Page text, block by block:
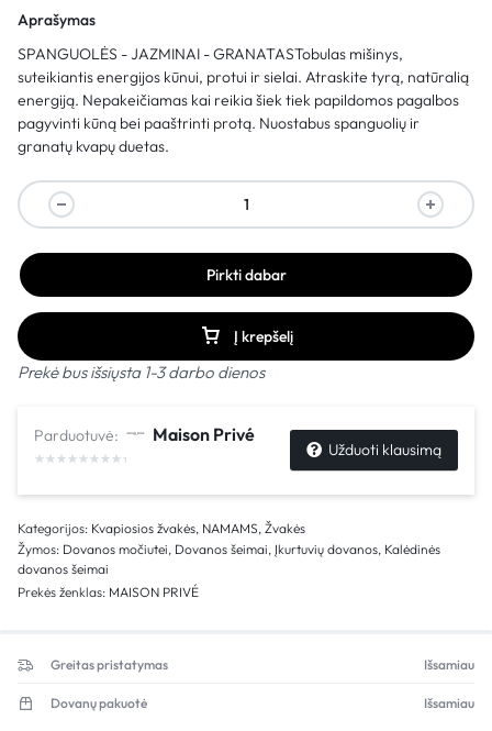
Aprašymas
SPANGUOLĖS - JAZMINAI - GRANATASTobulas mišinys,
suteikiantis energijos kūnui, protui ir sielai. Atraskite tyrą, natūralią
energiją. Nepakeičiamas kai reikia šiek tiek papildomos pagalbos
pagyvinti kūną bei paaštrinti protą. Nuostabus spanguolių ir
granatų kvapų duetas.
Į krepšelį
Pirkti dabar
Prekė bus išsiųsta 1-3 darbo dienos
Parduotuvė: Maison Privé
Užduoti klausimą
Kategorijos: Kvapiosios žvakės, NAMAMS, Žvakės
Žymos: Dovanos močiutei, Dovanos šeimai, Įkurtuvių dovanos, Kalėdinės
dovanos šeimai
Prekės ženklas: MAISON PRIVÉ
Greitas pristatymas Išsamiau
Dovanų pakuotė Išsamiau